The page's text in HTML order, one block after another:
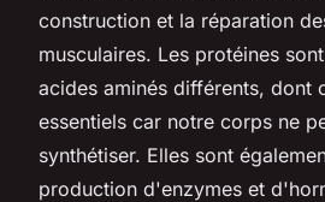
construction et la réparation
musculaires. Les protéines
acides aminés différents, dont
essentiels car notre corps ne
synthétiser. Elles sont
production d'enzymes et